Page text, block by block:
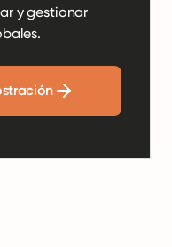
y gestionar